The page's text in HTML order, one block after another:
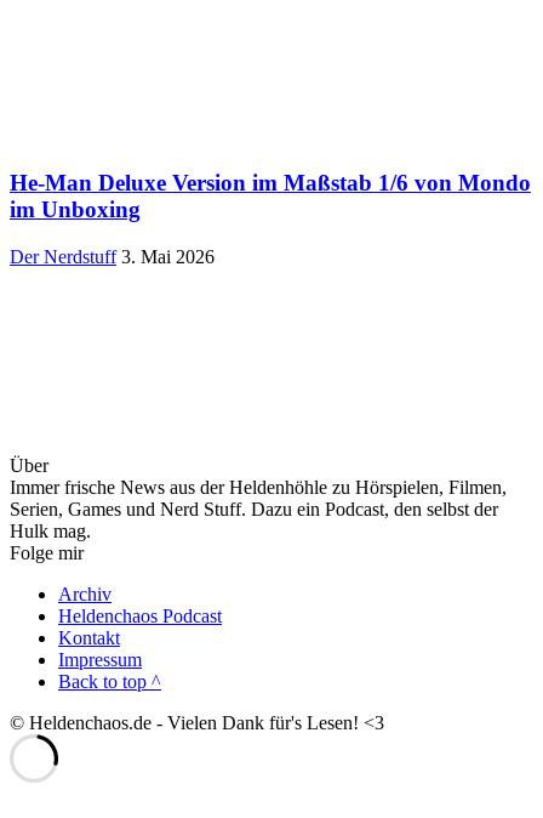
He-Man Deluxe Version im Maßstab 1/6 von Mondo
im Unboxing
Der Nerdstuff 3. Mai 2026
Über
Immer frische News aus der Heldenhöhle zu Hörspielen, Filmen,
Serien, Games und Nerd Stuff. Dazu ein Podcast, den selbst der
Hulk mag.
Folge mir
Archiv
Heldenchaos Podcast
Kontakt
Impressum
Back to top ^
© Heldenchaos.de - Vielen Dank für's Lesen! <3